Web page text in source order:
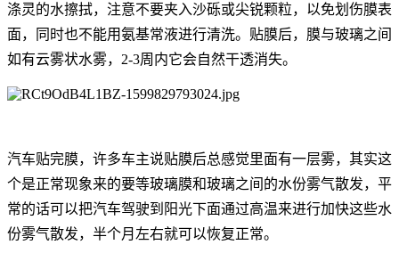
涤灵的水擦拭，注意不要夹入沙砾或尖锐颗粒，以免划伤膜表
面，同时也不能用氨基常液进行清洗。贴膜后，膜与玻璃之间
如有云雾状水雾，2-3周内它会自然干透消失。
汽车贴完膜，许多车主说贴膜后总感觉里面有一层雾，其实这
个是正常现象来的要等玻璃膜和玻璃之间的水份雾气散发，平
常的话可以把汽车驾驶到阳光下面通过高温来进行加快这些水
份雾气散发，半个月左右就可以恢复正常。